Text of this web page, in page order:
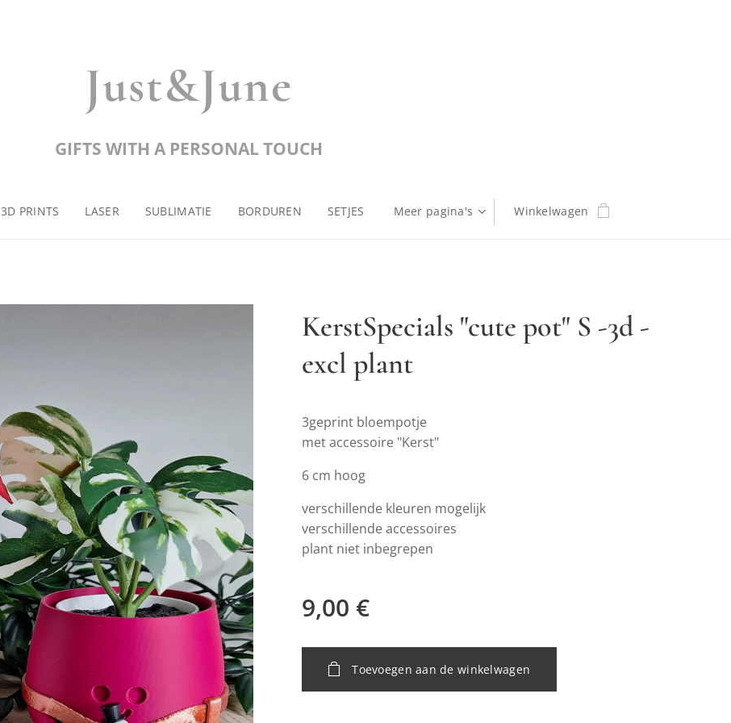
Just&June
GIFTS WITH A PERSONAL TOUCH
3D PRINTS LASER SUBLIMATIE BORDUREN SETJES Meer pagina's Winkelwagen
KerstSpecials "cute pot" S -3d -
excl plant
3geprint bloempotje
met accessoire "Kerst"
6 cm hoog
verschillende kleuren mogelijk
verschillende accessoires
plant niet inbegrepen
9,00 €
Toevoegen aan de winkelwagen